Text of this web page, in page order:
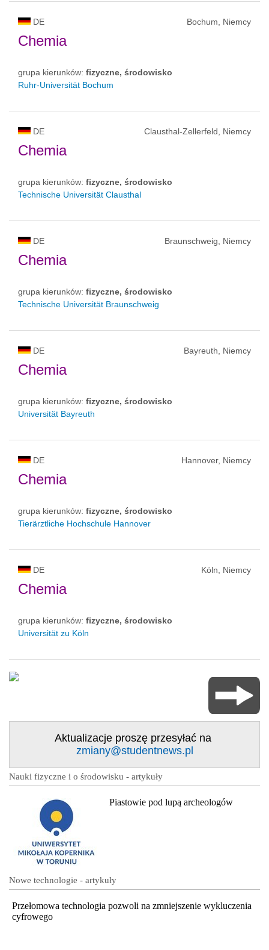
DE Bochum, Niemcy
Chemia
grupa kierunków: fizyczne, środowisko
Ruhr-Universität Bochum
DE Clausthal-Zellerfeld, Niemcy
Chemia
grupa kierunków: fizyczne, środowisko
Technische Universität Clausthal
DE Braunschweig, Niemcy
Chemia
grupa kierunków: fizyczne, środowisko
Technische Universität Braunschweig
DE Bayreuth, Niemcy
Chemia
grupa kierunków: fizyczne, środowisko
Universität Bayreuth
DE Hannover, Niemcy
Chemia
grupa kierunków: fizyczne, środowisko
Tierärztliche Hochschule Hannover
DE Köln, Niemcy
Chemia
grupa kierunków: fizyczne, środowisko
Universität zu Köln
Aktualizacje proszę przesyłać na
zmiany@studentnews.pl
Nauki fizyczne i o środowisku - artykuły
Piastowie pod lupą archeologów
Nowe technologie - artykuły
Przełomowa technologia pozwoli na zmniejszenie wykluczenia
cyfrowego